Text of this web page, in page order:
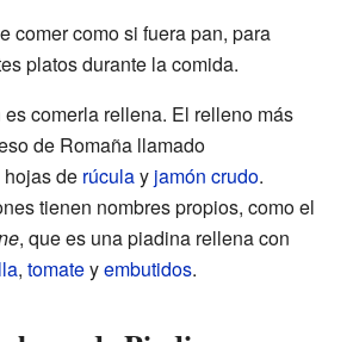
comer como si fuera pan, para
platos durante la comida.
comerla rellena. El relleno más
de Romaña llamado
de rúculay jamón crudo.
tienen nombres propios, como el
, que es una piadina rellena con
, tomateyembutidos.